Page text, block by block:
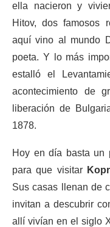
ella nacieron y
Hitov, dos famosos
aquí vino al mundo
poeta. Y lo más
estalló el
acontecimiento de
liberación de
1878.
Hoy en día basta un
para que visitar
Sus casas llenan de
invitan a descubrir
allí vivían en el siglo